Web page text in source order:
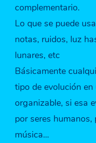
complementario.
Lo que se puede
notas, ruidos, luz
lunares, etc
Básicamente
tipo de evolución
organizable, si esa
por seres humanos,
música...